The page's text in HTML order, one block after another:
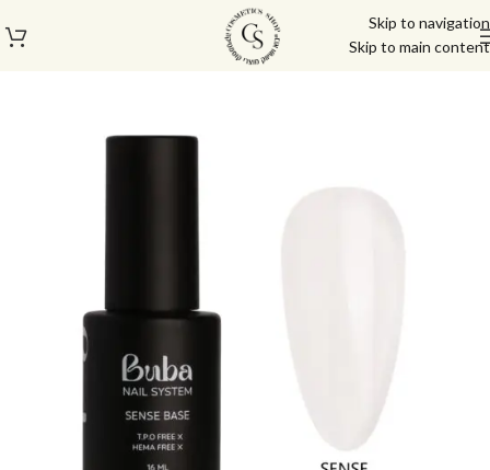
Skip to navigation
Skip to main content
עמוד הבית